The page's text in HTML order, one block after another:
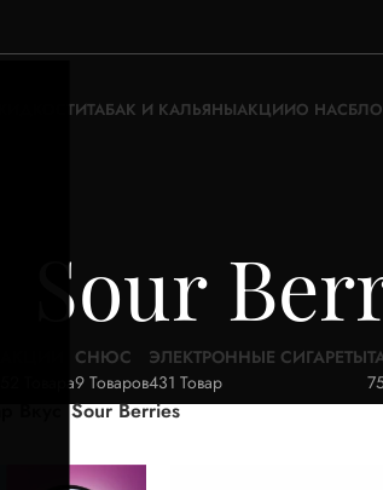
ЖИДКОСТИТАБАК И КАЛЬЯНЫАКЦИИО НАС
Sour
52 Товара
СНЮС
9 Товаров
ЭЛЕКТРОННЫЕ СИГАРЕТЫ
431 Товар
Sour Berries